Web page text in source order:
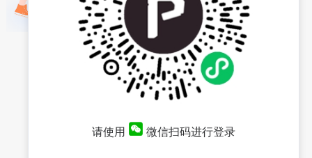
请使用 微信扫码进行登录